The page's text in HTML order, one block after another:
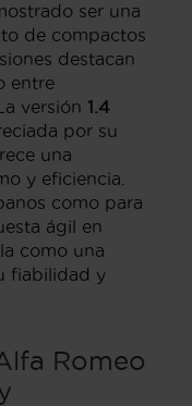
ser una
de compactos
destacan
entre
versión 1.4
por su
una
y eficiencia.
como para
ágil en
como una
fiabilidad y
Romeo